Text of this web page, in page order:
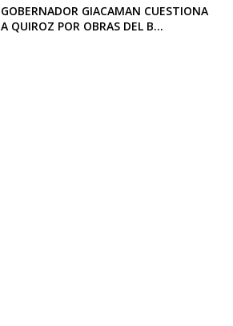
GOBERNADOR GIACAMAN CUESTIONA
A QUIROZ POR OBRAS DEL B...